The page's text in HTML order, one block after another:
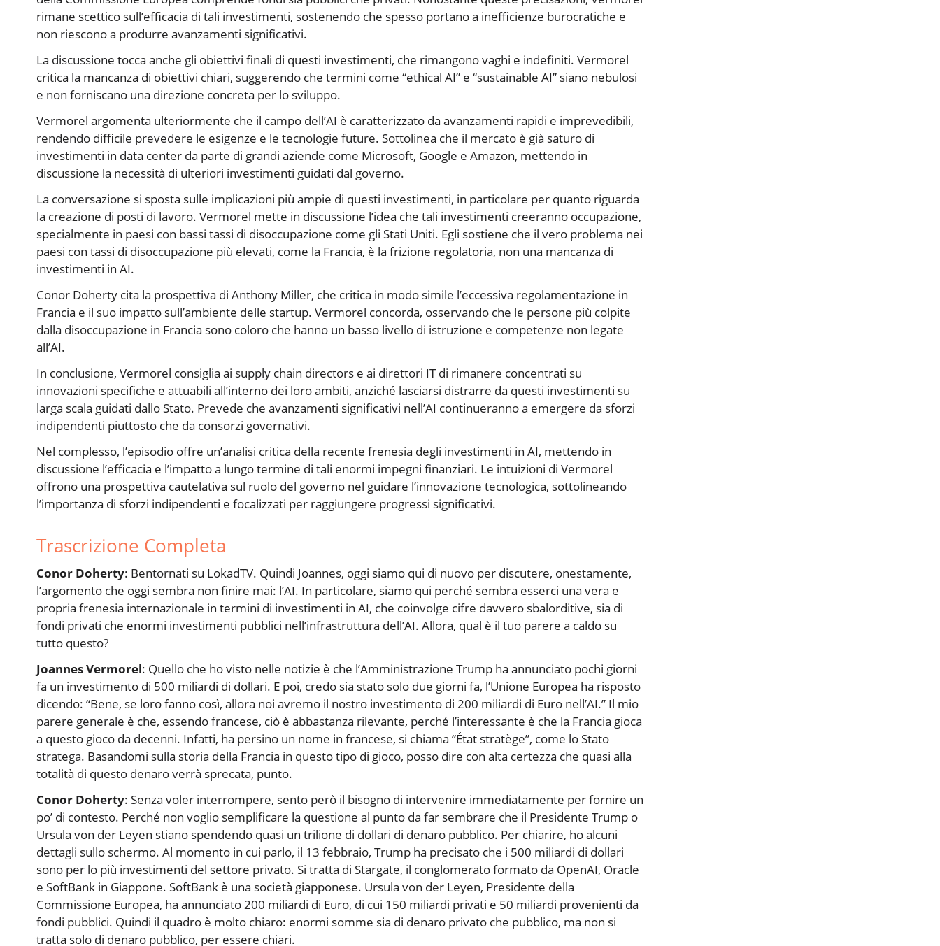
rimane scettico sull’efficacia di tali investimenti, sostenendo che spesso portano a inefficienze burocratiche e
non riescono a produrre avanzamenti significativi.
La discussione tocca anche gli obiettivi finali di questi investimenti, che rimangono vaghi e indefiniti. Vermorel
critica la mancanza di obiettivi chiari, suggerendo che termini come “ethical AI” e “sustainable AI” siano nebulosi
e non forniscano una direzione concreta per lo sviluppo.
Vermorel argomenta ulteriormente che il campo dell’AI è caratterizzato da avanzamenti rapidi e imprevedibili,
rendendo difficile prevedere le esigenze e le tecnologie future. Sottolinea che il mercato è già saturo di
investimenti in data center da parte di grandi aziende come Microsoft, Google e Amazon, mettendo in
discussione la necessità di ulteriori investimenti guidati dal governo.
La conversazione si sposta sulle implicazioni più ampie di questi investimenti, in particolare per quanto riguarda
la creazione di posti di lavoro. Vermorel mette in discussione l’idea che tali investimenti creeranno occupazione,
specialmente in paesi con bassi tassi di disoccupazione come gli Stati Uniti. Egli sostiene che il vero problema nei
paesi con tassi di disoccupazione più elevati, come la Francia, è la frizione regolatoria, non una mancanza di
investimenti in AI.
Conor Doherty cita la prospettiva di Anthony Miller, che critica in modo simile l’eccessiva regolamentazione in
Francia e il suo impatto sull’ambiente delle startup. Vermorel concorda, osservando che le persone più colpite
dalla disoccupazione in Francia sono coloro che hanno un basso livello di istruzione e competenze non legate
all’AI.
In conclusione, Vermorel consiglia ai supply chain directors e ai direttori IT di rimanere concentrati su
innovazioni specifiche e attuabili all’interno dei loro ambiti, anziché lasciarsi distrarre da questi investimenti su
larga scala guidati dallo Stato. Prevede che avanzamenti significativi nell’AI continueranno a emergere da sforzi
indipendenti piuttosto che da consorzi governativi.
Nel complesso, l’episodio offre un’analisi critica della recente frenesia degli investimenti in AI, mettendo in
discussione l’efficacia e l’impatto a lungo termine di tali enormi impegni finanziari. Le intuizioni di Vermorel
offrono una prospettiva cautelativa sul ruolo del governo nel guidare l’innovazione tecnologica, sottolineando
l’importanza di sforzi indipendenti e focalizzati per raggiungere progressi significativi.
Trascrizione Completa
Conor Doherty: Bentornati su LokadTV. Quindi Joannes, oggi siamo qui di nuovo per discutere, onestamente,
l’argomento che oggi sembra non finire mai: l’AI. In particolare, siamo qui perché sembra esserci una vera e
propria frenesia internazionale in termini di investimenti in AI, che coinvolge cifre davvero sbalorditive, sia di
fondi privati che enormi investimenti pubblici nell’infrastruttura dell’AI. Allora, qual è il tuo parere a caldo su
tutto questo?
Joannes Vermorel: Quello che ho visto nelle notizie è che l’Amministrazione Trump ha annunciato pochi giorni
fa un investimento di 500 miliardi di dollari. E poi, credo sia stato solo due giorni fa, l’Unione Europea ha risposto
dicendo: “Bene, se loro fanno così, allora noi avremo il nostro investimento di 200 miliardi di Euro nell’AI.” Il mio
parere generale è che, essendo francese, ciò è abbastanza rilevante, perché l’interessante è che la Francia gioca
a questo gioco da decenni. Infatti, ha persino un nome in francese, si chiama “État stratège”, come lo Stato
stratega. Basandomi sulla storia della Francia in questo tipo di gioco, posso dire con alta certezza che quasi alla
totalità di questo denaro verrà sprecata, punto.
Conor Doherty: Senza voler interrompere, sento però il bisogno di intervenire immediatamente per fornire un
po’ di contesto. Perché non voglio semplificare la questione al punto da far sembrare che il Presidente Trump o
Ursula von der Leyen stiano spendendo quasi un trilione di dollari di denaro pubblico. Per chiarire, ho alcuni
dettagli sullo schermo. Al momento in cui parlo, il 13 febbraio, Trump ha precisato che i 500 miliardi di dollari
sono per lo più investimenti del settore privato. Si tratta di Stargate, il conglomerato formato da OpenAI, Oracle
e SoftBank in Giappone. SoftBank è una società giapponese. Ursula von der Leyen, Presidente della
Commissione Europea, ha annunciato 200 miliardi di Euro, di cui 150 miliardi privati e 50 miliardi provenienti da
fondi pubblici. Quindi il quadro è molto chiaro: enormi somme sia di denaro privato che pubblico, ma non si
tratta solo di denaro pubblico, per essere chiari.